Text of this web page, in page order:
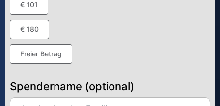
€ 101
€ 180
Freier Betrag
Spendername (optional)